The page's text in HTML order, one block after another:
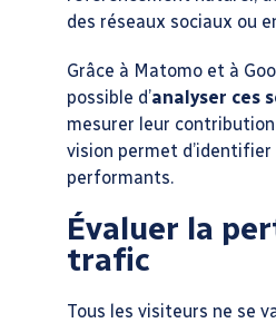
des réseaux sociaux ou
Grâce à Matomo et à
possible d’analyser ces
mesurer leur
vision permet d’identifier
performants.
Évaluer la
trafic
Tous les visiteurs ne se